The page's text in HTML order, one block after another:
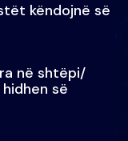
këndojnë së
në shtëpi/
së